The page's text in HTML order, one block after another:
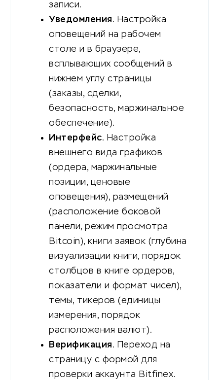
записи.
Уведомления. Настройка
оповещений на рабочем
столе и в браузере,
всплывающих сообщений в
нижнем углу страницы
(заказы, сделки,
безопасность, маржинальное
обеспечение).
Интерфейс. Настройка
внешнего вида графиков
(ордера, маржинальные
позиции, ценовые
оповещения), размещений
(расположение боковой
панели, режим просмотра
Bitcoin), книги заявок (глубина
визуализации книги, порядок
столбцов в книге ордеров,
показатели и формат чисел),
темы, тикеров (единицы
измерения, порядок
расположения валют).
Верификация. Переход на
страницу с формой для
проверки аккаунта Bitfinex.